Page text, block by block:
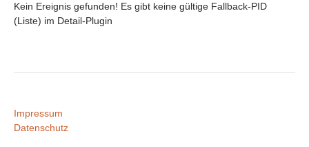
Kein Ereignis gefunden! Es gibt keine gültige Fallback-PID
(Liste) im Detail-Plugin
Impressum
Datenschutz